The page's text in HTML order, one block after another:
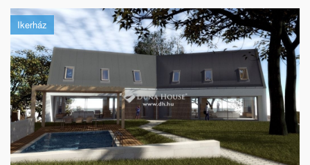
Ikerház